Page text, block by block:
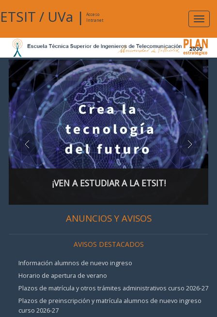
ETSIT / UVa |
Acceso
Intranet
¡VEN A ESTUDIAR A LA ETSIT!
ANUNCIOS Y AVISOS
AVISOS DESTACADOS
Información alumnos de nuevo ingreso
Horario de apertura de verano
Plazos de matrícula y otros trámites administrativos curso 2026-27
Plazos de preinscripción y matrícula alumnos de nuevo ingreso
curso 2026-27